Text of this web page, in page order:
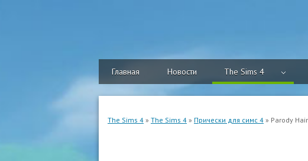
Главная Новости The Sims 4
The Sims 4 » The Sims 4 » Прически для симс 4 » Parody